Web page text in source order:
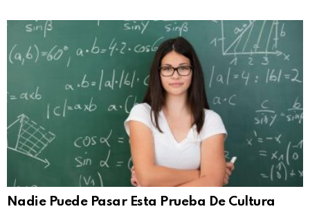
Nadie Puede Pasar Esta Prueba De Cultura